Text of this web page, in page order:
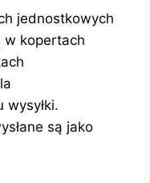
jednostkowych
w kopertach
wysyłki.
są jako